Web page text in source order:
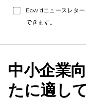
Ecwidニュースレタ
できます。
中小企業
たに適し